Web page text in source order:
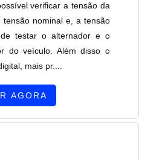
verificar a tensão da
nominal e, a tensão
testar o alternador e o
do veículo. Além disso o
mais pr....
AGORA